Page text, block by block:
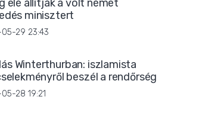
elé állítják a volt német
minisztert
29 23:43
Winterthurban: iszlamista
beszél a rendőrség
28 19:21